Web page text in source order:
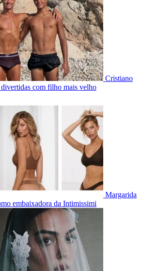
Cristiano
divertidas com filho mais velho
Margarida
embaixadora da Intimissimi